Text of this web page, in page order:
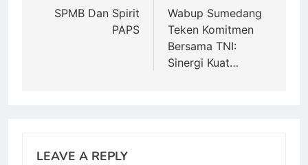
navigation
SPMB Dan Spirit
PAPS
Wabup Sumedang
Teken Komitmen
Bersama TNI:
Sinergi Kuat…
LEAVE A REPLY